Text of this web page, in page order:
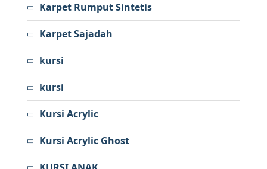
Karpet Rumput Sintetis
Karpet Sajadah
kursi
kursi
Kursi Acrylic
Kursi Acrylic Ghost